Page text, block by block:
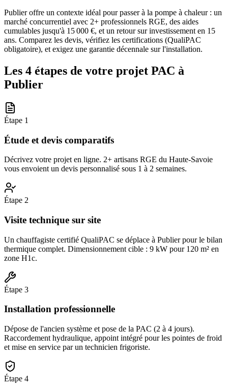
Publier offre un contexte idéal pour passer à la pompe à chaleur : un
marché concurrentiel avec 2+ professionnels RGE, des aides
cumulables jusqu'à 15 000 €, et un retour sur investissement en 15
ans. Comparez les devis, vérifiez les certifications (QualiPAC
obligatoire), et exigez une garantie décennale sur l'installation.
Les 4 étapes de votre projet PAC à
Publier
Étape 1
Étude et devis comparatifs
Décrivez votre projet en ligne. 2+ artisans RGE du Haute-Savoie
vous envoient un devis personnalisé sous 1 à 2 semaines.
Étape 2
Visite technique sur site
Un chauffagiste certifié QualiPAC se déplace à Publier pour le bilan
thermique complet. Dimensionnement cible : 9 kW pour 120 m² en
zone H1c.
Étape 3
Installation professionnelle
Dépose de l'ancien système et pose de la PAC (2 à 4 jours).
Raccordement hydraulique, appoint intégré pour les pointes de froid
et mise en service par un technicien frigoriste.
Étape 4